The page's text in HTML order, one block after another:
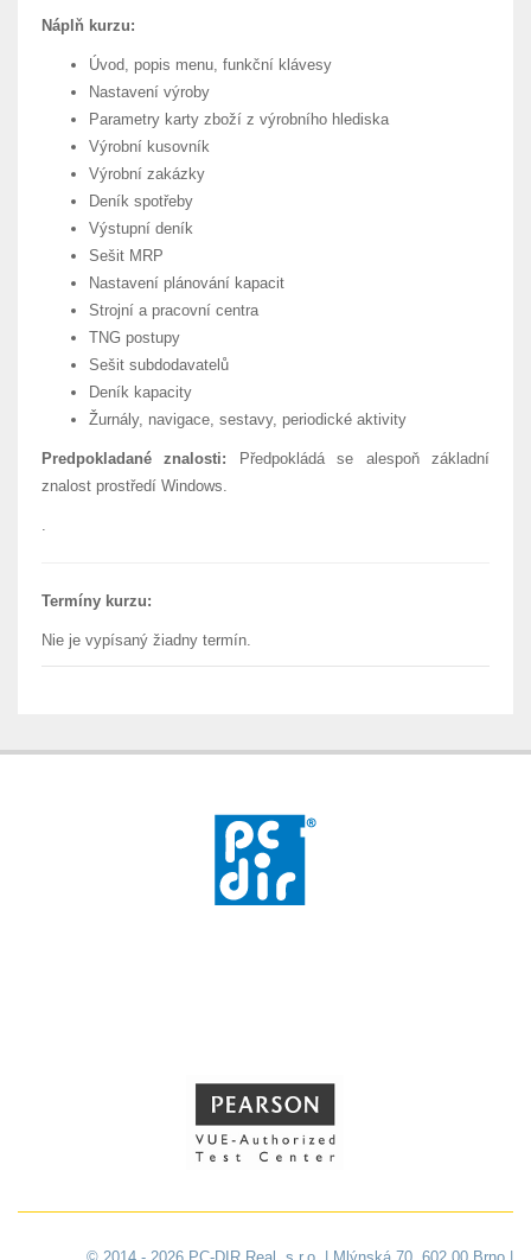
Náplň kurzu:
Úvod, popis menu, funkční klávesy
Nastavení výroby
Parametry karty zboží z výrobního hlediska
Výrobní kusovník
Výrobní zakázky
Deník spotřeby
Výstupní deník
Sešit MRP
Nastavení plánování kapacit
Strojní a pracovní centra
TNG postupy
Sešit subdodavatelů
Deník kapacity
Žurnály, navigace, sestavy, periodické aktivity
Predpokladané znalosti: Předpokládá se alespoň základní
znalost prostředí Windows.
.
Termíny kurzu:
Nie je vypísaný žiadny termín.